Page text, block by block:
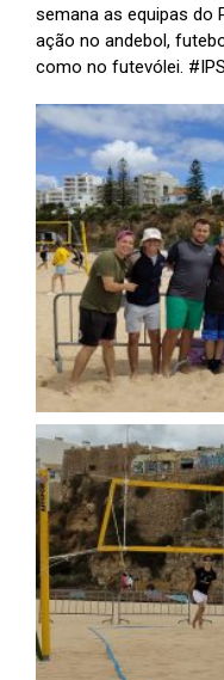
semana as equipas do
ação no andebol,
como no futevólei.